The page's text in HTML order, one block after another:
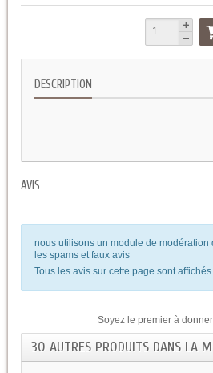
DESCRIPTION
AVIS
nous utilisons un module de modération
les spams et faux avis
Tous les avis sur cette page sont
Soyez le premier à
30 AUTRES PRODUITS DANS LA